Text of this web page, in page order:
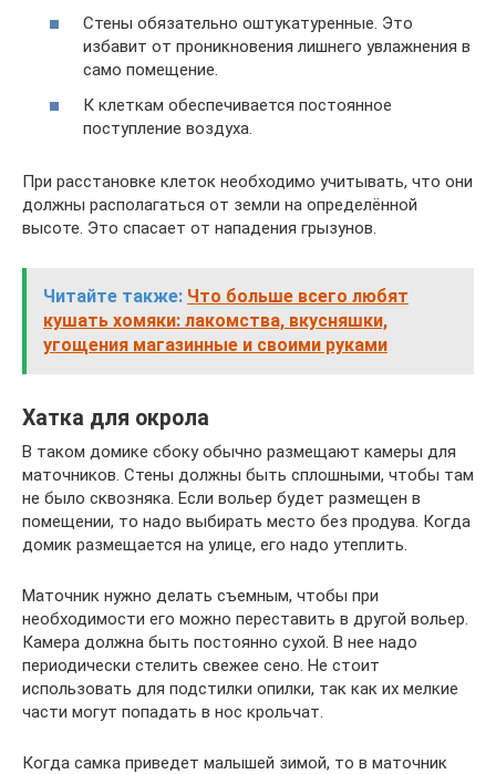
Стены обязательно оштукатуренные. Это
избавит от проникновения лишнего увлажнения в
само помещение.
К клеткам обеспечивается постоянное
поступление воздуха.
При расстановке клеток необходимо учитывать, что они
должны располагаться от земли на определённой
высоте. Это спасает от нападения грызунов.
Читайте также: Что больше всего любят
кушать хомяки: лакомства, вкусняшки,
угощения магазинные и своими руками
Хатка для окрола
В таком домике сбоку обычно размещают камеры для
маточников. Стены должны быть сплошными, чтобы там
не было сквозняка. Если вольер будет размещен в
помещении, то надо выбирать место без продува. Когда
домик размещается на улице, его надо утеплить.
Маточник нужно делать съемным, чтобы при
необходимости его можно переставить в другой вольер.
Камера должна быть постоянно сухой. В нее надо
периодически стелить свежее сено. Не стоит
использовать для подстилки опилки, так как их мелкие
части могут попадать в нос крольчат.
Когда самка приведет малышей зимой, то в маточник